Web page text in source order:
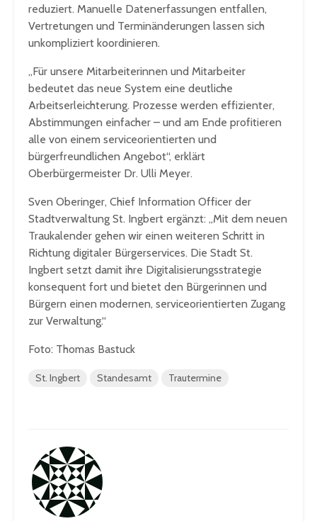
reduziert. Manuelle Datenerfassungen entfallen,
Vertretungen und Terminänderungen lassen sich
unkompliziert koordinieren.
„Für unsere Mitarbeiterinnen und Mitarbeiter
bedeutet das neue System eine deutliche
Arbeitserleichterung. Prozesse werden effizienter,
Abstimmungen einfacher – und am Ende profitieren
alle von einem serviceorientierten und
bürgerfreundlichen Angebot“, erklärt
Oberbürgermeister Dr. Ulli Meyer.
Sven Oberinger, Chief Information Officer der
Stadtverwaltung St. Ingbert ergänzt: „Mit dem neuen
Traukalender gehen wir einen weiteren Schritt in
Richtung digitaler Bürgerservices. Die Stadt St.
Ingbert setzt damit ihre Digitalisierungsstrategie
konsequent fort und bietet den Bürgerinnen und
Bürgern einen modernen, serviceorientierten Zugang
zur Verwaltung.“
Foto: Thomas Bastuck
St. Ingbert Standesamt Trautermine